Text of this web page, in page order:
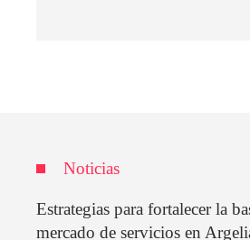
Noticias
Estrategias para fortalecer la
mercado de servicios en